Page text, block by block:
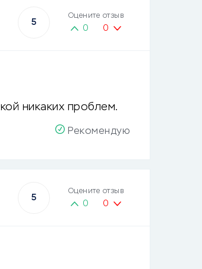
5
Оцените отзыв
0 0
никаких проблем.
Рекомендую
5
Оцените отзыв
0 0